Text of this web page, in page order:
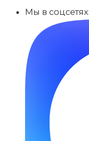
Мы в соцсетях: